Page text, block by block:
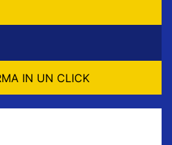
IN UN CLICK